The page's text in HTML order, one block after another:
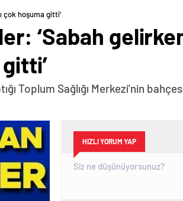
çok hoşuma gitti’
‘Sabah
Toplum Sağlığı Merkezi'nin
HIZLI YORUM YAP